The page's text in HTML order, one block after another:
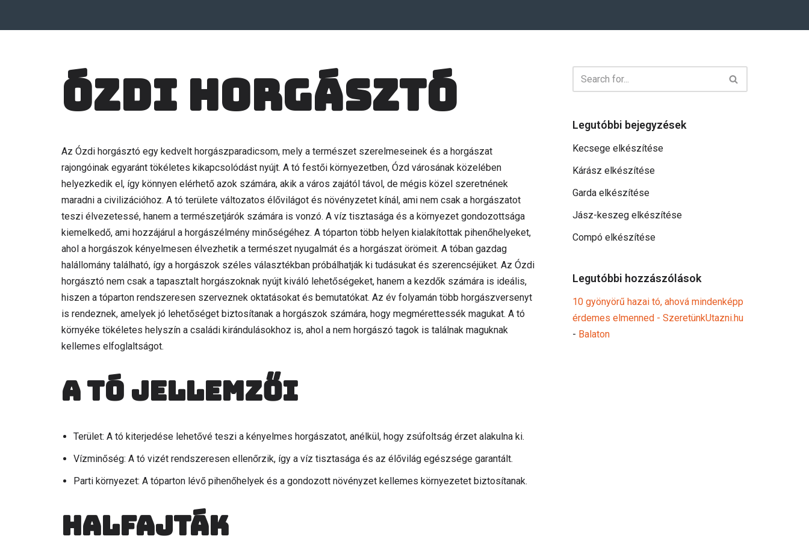
Ózdi horgásztó
Az Ózdi horgásztó egy kedvelt horgászparadicsom, mely a természet szerelmeseinek és a horgászat
rajongóinak egyaránt tökéletes kikapcsolódást nyújt. A tó festői környezetben, Ózd városának közelében
helyezkedik el, így könnyen elérhető azok számára, akik a város zajától távol, de mégis közel szeretnének
maradni a civilizációhoz. A tó területe változatos élővilágot és növényzetet kínál, ami nem csak a horgászatot
teszi élvezetessé, hanem a természetjárók számára is vonzó. A víz tisztasága és a környezet gondozottsága
kiemelkedő, ami hozzájárul a horgászélmény minőségéhez. A tóparton több helyen kialakítottak pihenőhelyeket,
ahol a horgászok kényelmesen élvezhetik a természet nyugalmát és a horgászat örömeit. A tóban gazdag
halállomány található, így a horgászok széles választékban próbálhatják ki tudásukat és szerencséjüket. Az Ózdi
horgásztó nem csak a tapasztalt horgászoknak nyújt kiváló lehetőségeket, hanem a kezdők számára is ideális,
hiszen a tóparton rendszeresen szerveznek oktatásokat és bemutatókat. Az év folyamán több horgászversenyt
is rendeznek, amelyek jó lehetőséget biztosítanak a horgászok számára, hogy megmérettessék magukat. A tó
környéke tökéletes helyszín a családi kirándulásokhoz is, ahol a nem horgászó tagok is találnak maguknak
kellemes elfoglaltságot.
A tó jellemzői
Terület: A tó kiterjedése lehetővé teszi a kényelmes horgászatot, anélkül, hogy zsúfoltság érzet alakulna ki.
Vízminőség: A tó vizét rendszeresen ellenőrzik, így a víz tisztasága és az élővilág egészsége garantált.
Parti környezet: A tóparton lévő pihenőhelyek és a gondozott növényzet kellemes környezetet biztosítanak.
Halfajták
Legutóbbi bejegyzések
Kecsege elkészítése
Kárász elkészítése
Garda elkészítése
Jász-keszeg elkészítése
Compó elkészítése
Legutóbbi hozzászólások
10 gyönyörű hazai tó, ahová mindenképp
érdemes elmenned - SzeretünkUtazni.hu
- Balaton